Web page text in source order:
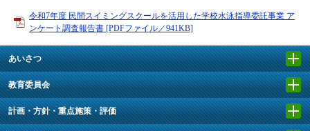
令和7年度 民間スイミングスクールを活用した学校水泳指導委託事業 ア
ンケート調査報告書 [PDFファイル／941KB]
あいさつ
教育委員会
計画・方針・重点施策・評価